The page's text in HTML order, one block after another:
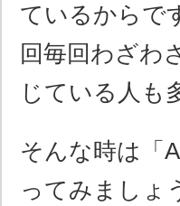
ているからで
回毎回わざわ
じている人も
そんな時は「
ってみましょ